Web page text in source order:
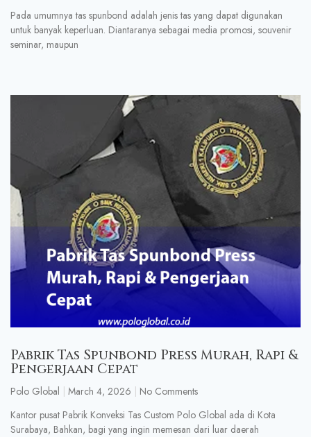
Pada umumnya tas spunbond adalah jenis tas yang dapat digunakan
untuk banyak keperluan. Diantaranya sebagai media promosi, souvenir
seminar, maupun
Pabrik Tas Spunbond Press Murah, Rapi &
Pengerjaan Cepat
Polo Global March 4, 2026
No Comments
Kantor pusat Pabrik Konveksi Tas Custom Polo Global ada di Kota
Surabaya, Bahkan, bagi yang ingin memesan dari luar daerah